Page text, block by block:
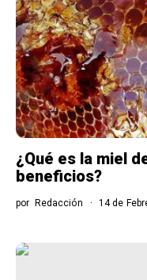
¿Qué es la miel
beneficios?
por Redacción 14 de